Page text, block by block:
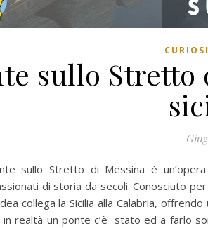
sullo Stretto
sullo Stretto di Messina è
di storia da secoli. Conosciuto
collega la Sicilia alla Calabria,
in realtà un ponte c’è stato ed a farlo